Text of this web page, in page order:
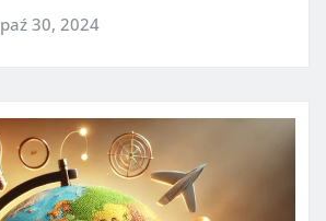
paź 30, 2024